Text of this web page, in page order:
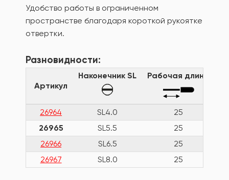
Удобство работы в ограниченном
пространстве благодаря короткой рукоятке
отвертки.
Разновидности:
Артикул
Наконечник SL Рабочая длина
26964 SL4.0
25
26965
SL5.5
25
26966
SL6.5
25
26967
SL8.0 25